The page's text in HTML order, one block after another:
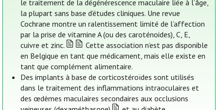
le traitement de la dégénérescence maculaire liée à l’âge,
la plupart sans base d’études cliniques. Une revue
Cochrane montre un ralentissement limité de l’affection
par la prise de vitamine A (ou des caroténoides), C, E,
cuivre et zinc.
Cette association n’est pas disponible
en Belgique en tant que médicament, mais elle existe en
tant que complément alimentaire.
Des implants à base de corticostéroïdes sont utilisés
dans le traitement des inflammations intraoculaires et
des œdèmes maculaires secondaires aux occlusions